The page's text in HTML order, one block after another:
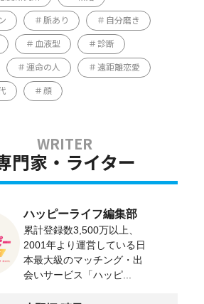
脈あり 自分磨き
血液型 診断
運命の人 遠距離恋愛
顔
門家・ライター
ハッピーライフ編集部
累計登録数3,500万以上、
2001年より運営している日
本最大級のマッチング・出
会いサービス「ハッピ...